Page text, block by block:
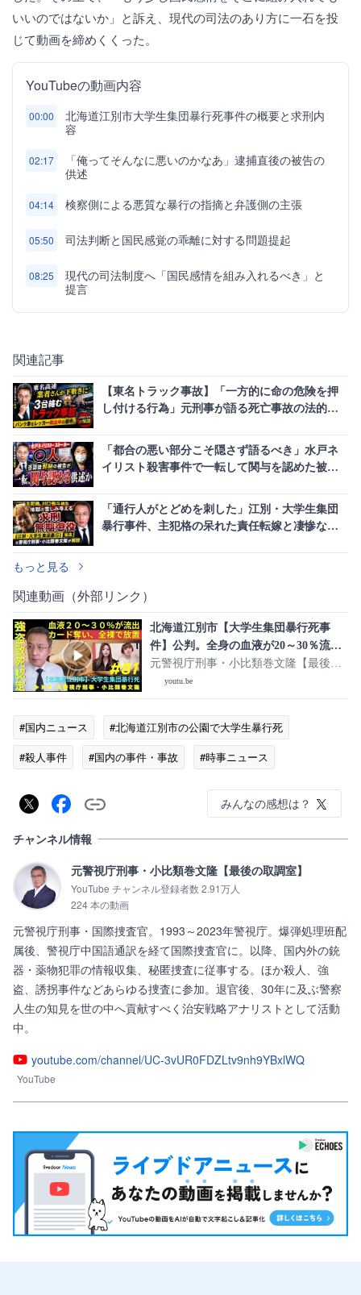
いいのではないか」と訴え、現代の司法のあり方に一石を投
じて動画を締めくくった。
YouTubeの動画内容
00:00
北海道江別市大学生集団暴行死事件の概要と求刑内
容
02:17
「俺ってそんなに悪いのかなあ」逮捕直後の被告の
供述
04:14 検察側による悪質な暴行の指摘と弁護側の主張
05:50 司法判断と国民感覚の乖離に対する問題提起
08:25
現代の司法制度へ「国民感情を組み入れるべき」と
提言
関連記事
【東名トラック事故】「一方的に命の危険を押
し付ける行為」元刑事が語る死亡事故の法的責
「都合の悪い部分こそ隠さず語るべき」水戸ネ
イリスト殺害事件で一転して関与を認めた被告
「通行人がとどめを刺した」江別・大学生集団
暴行事件、主犯格の呆れた責任転嫁と凄惨なリ
もっと見る
関連動画（外部リンク）
北海道江別市【大学生集団暴行死事
件】公判。全身の血液が20～30％流出
し死亡、地裁は強盗致死を認定。元刑
事が解説
元警視庁刑事・小比類巻文隆【最後の
取調室】
youtu.be
#国内ニュース
#北海道江別市の公園で大学生暴行死
#殺人事件
#国内の事件・事故 #時事ニュース
みんなの感想は？
チャンネル情報
元警視庁刑事・小比類巻文隆【最後の取調室】
YouTube チャンネル登録者数 2.91万人
224 本の動画
元警視庁刑事・国際捜査官。1993～2023年警視庁。爆弾処理班配
属後、警視庁中国語通訳を経て国際捜査官に。以降、国内外の銃
器・薬物犯罪の情報収集、秘匿捜査に従事する。ほか殺人、強
盗、誘拐事件などあらゆる捜査に参加。退官後、30年に及ぶ警察
人生の知見を世の中へ貢献すべく治安戦略アナリストとして活動
中。
youtube.com/channel/UC-3vUR0FDZLtv9nh9YBxlWQ
YouTube